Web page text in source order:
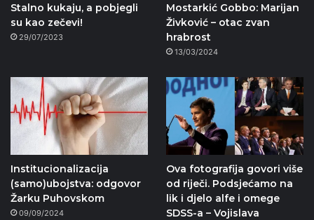
Stalno kukaju, a pobjegli
su kao zečevi!
29/07/2023
Mostarkić Gobbo: Marijan
Živković – otac zvan
hrabrost
13/03/2024
Institucionalizacija
(samo)ubojstva: odgovor
Žarku Puhovskom
09/09/2024
Ova fotografija govori više
od riječi. Podsjećamo na
lik i djelo alfe i omege
SDSS-a – Vojislava